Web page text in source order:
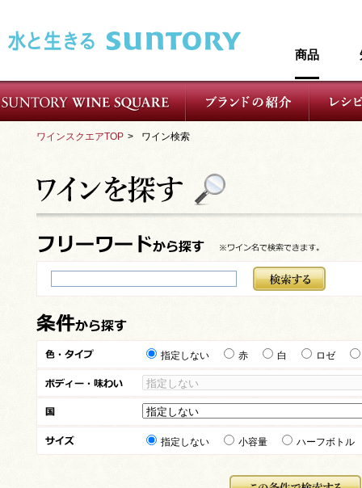
商品
ワインスクエアTOP > ワイン検索
指定しない 赤 白 ロゼ
指定しない 小容量 ハーフボトル